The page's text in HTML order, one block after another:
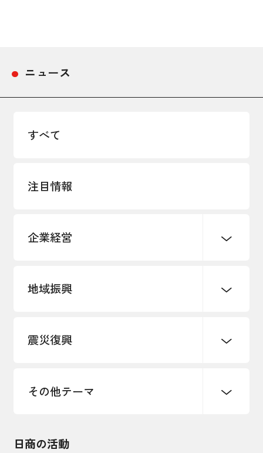
ニュース
すべて
注目情報
企業経営
創業
事業承継・引継ぎ支援
雇用・労働・人材確保
地域振興
まちづくり
震災復興
令和６年能登半島地震関連
その他テーマ
インボイス制度
日商の活動